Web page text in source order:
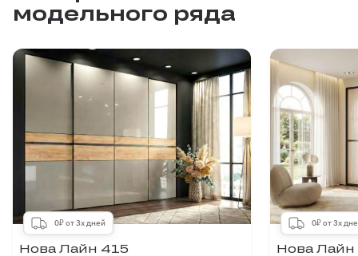
Сетка для обуви
Уплотнитель для нижней
направляющей
модельного ряда
0₽ от 3х дней
Нова Лайн 415
0₽ от 3х
Нова Лайн